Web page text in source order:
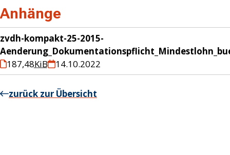
Anhänge
zvdh-kompakt-25-2015-
187,48KiB 14.10.2022
zurück zur Übersicht